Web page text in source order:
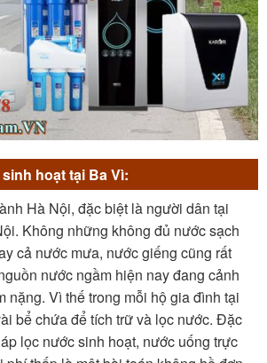
hoạt tại Ba Vì:
Hà Nội, đặc biệt là người dân tại
Không những không đủ nước sạch
cả nước mưa, nước giếng cũng rất
nước ngầm hiện nay đang cảnh
nặng. Vì thế trong mỗi hộ gia đình tại
bể chứa để tích trữ và lọc nước. Đặc
lọc nước sinh hoạt, nước uống trực